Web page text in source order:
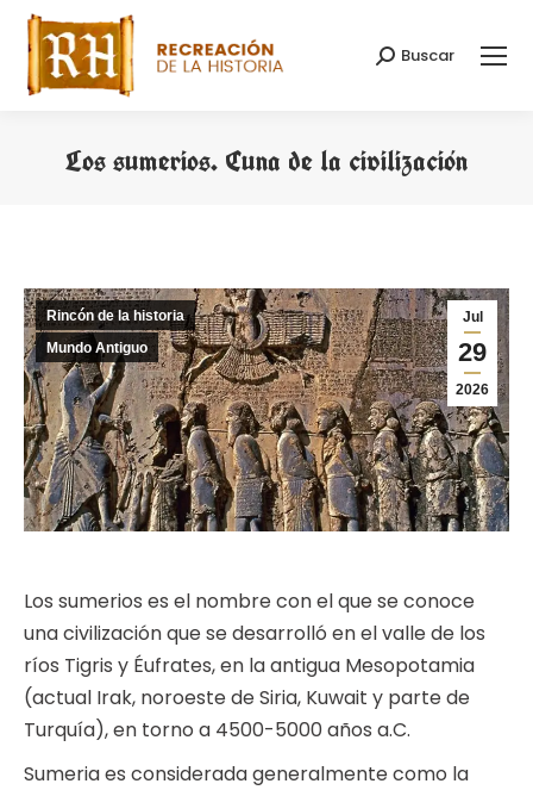
Buscar:
Buscar
Los sumerios. Cuna de la civilización
Jul
29
2026
Rincón de la historia
Mundo Antiguo
Los sumerios es el nombre con el que se conoce
una civilización que se desarrolló en el valle de los
ríos Tigris y Éufrates, en la antigua Mesopotamia
(actual Irak, noroeste de Siria, Kuwait y parte de
Turquía), en torno a 4500-5000 años a.C.
Sumeria es considerada generalmente como la